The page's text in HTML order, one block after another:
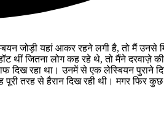
जोड़ी यहां आकर रहने लगी है, तो मैं उनसे
थीं जितना लोग कह रहे थे, तो मैंने दरवाज़े
रहा था। उनमें से एक लेस्बियन पुराने
तरह से हैरान दिख रही थी। मगर फिर कुछ